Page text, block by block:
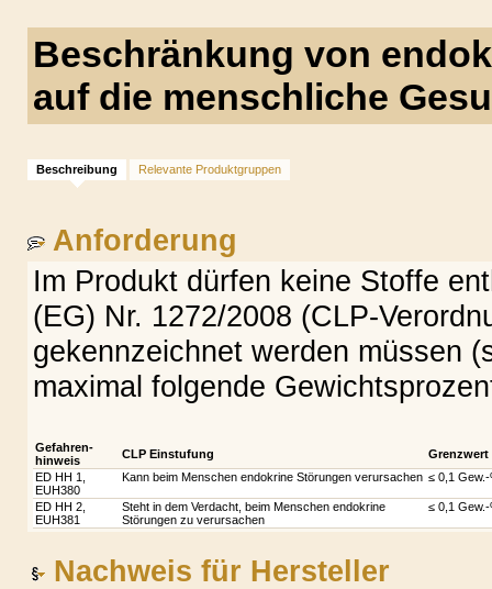
Beschränkung von
auf die menschliche
Beschreibung Relevante Produktgruppen
Anforderung
Im Produkt dürfen keine Stoffe
(EG) Nr. 1272/2008 (CLP-
gekennzeichnet werden müssen
maximal folgende
Gefahren-
hinweis
CLP Einstufung
Grenzwert
ED HH 1,
EUH380
Kann beim Menschen endokrine Störungen verursachen ≤ 0,1 Gew.-
ED HH 2,
EUH381
Steht in dem Verdacht, beim Menschen endokrine
Störungen zu verursachen
≤ 0,1 Gew.-
Nachweis für Hersteller